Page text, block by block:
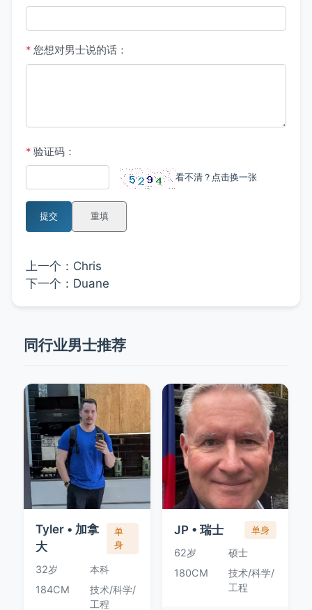
* 您想对男士说的话：
* 验证码：
看不清？点击换一张
提交 重填
上一个： Chris
下一个： Duane
同行业男士推荐
Tyler • 加拿
大
单
身
32岁
本科
184CM
技术/科学/
工程
JP • 瑞士 单身
62岁
硕士
180CM
技术/科学/
工程